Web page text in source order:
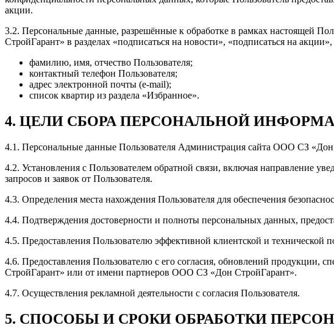
акции.
3.2. Персональные данные, разрешённые к обработке в рамках настоящей
СтройГарант» в разделах «подписаться на новости», «подписаться на
фамилию, имя, отчество Пользователя;
контактный телефон Пользователя;
адрес электронной почты (e-mail);
список квартир из раздела «Избранное».
4. ЦЕЛИ СБОРА ПЕРСОНАЛЬНОЙ
4.1. Персональные данные Пользователя Администрация сайта ООО СЗ «Дон
4.2. Установления с Пользователем обратной связи, включая направление
запросов и заявок от Пользователя.
4.3. Определения места нахождения Пользователя для обеспечения
4.4. Подтверждения достоверности и полноты персональных данных,
4.5. Предоставления Пользователю эффективной клиентской и
4.6. Предоставления Пользователю с его согласия, обновлений
СтройГарант» или от имени партнеров ООО СЗ «Дон СтройГарант».
4.7. Осуществления рекламной деятельности с согласия Пользователя.
5. СПОСОБЫ И СРОКИ ОБРАБОТКИ